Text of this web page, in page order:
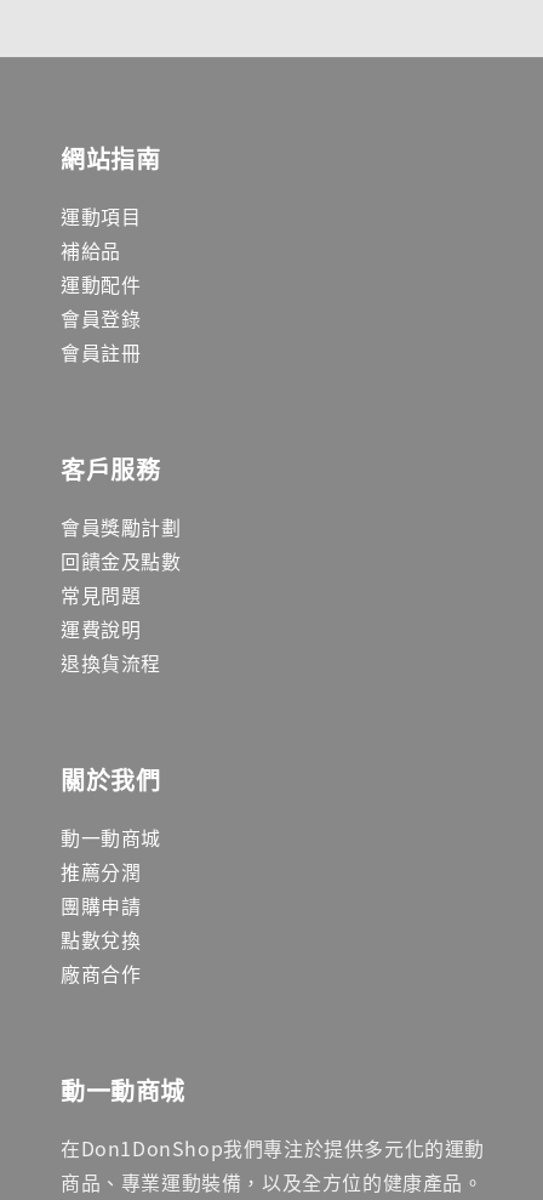
網站指南
運動項目
補給品
運動配件
會員登錄
會員註冊
客戶服務
會員獎勵計劃
回饋金及點數
常見問題
運費說明
退換貨流程
關於我們
動一動商城
推薦分潤
團購申請
點數兌換
廠商合作
動一動商城
在Don1DonShop我們專注於提供多元化的運動
商品、專業運動裝備，以及全方位的健康產品。